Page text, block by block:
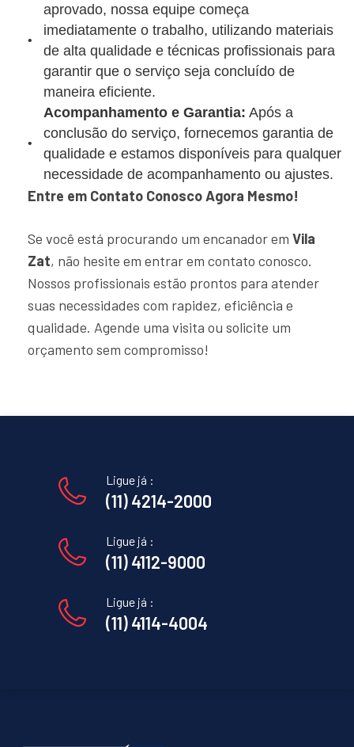
aprovado, nossa equipe começa
imediatamente o trabalho, utilizando materiais
de alta qualidade e técnicas profissionais para
garantir que o serviço seja concluído de
maneira eficiente.
Acompanhamento e Garantia: Após a
conclusão do serviço, fornecemos garantia de
qualidade e estamos disponíveis para qualquer
necessidade de acompanhamento ou ajustes.
Entre em Contato Conosco Agora Mesmo!
Se você está procurando um encanador em Vila
Zat, não hesite em entrar em contato conosco.
Nossos profissionais estão prontos para atender
suas necessidades com rapidez, eficiência e
qualidade. Agende uma visita ou solicite um
orçamento sem compromisso!
Ligue já :
(11) 4214-2000
Ligue já :
(11) 4112-9000
Ligue já :
(11) 4114-4004